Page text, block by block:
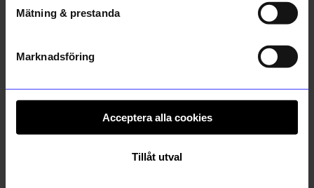
Mätning & prestanda
Marknadsföring
Acceptera alla cookies
Tillåt utval